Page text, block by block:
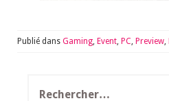
Publié dans Gaming, Event, PC, Preview,